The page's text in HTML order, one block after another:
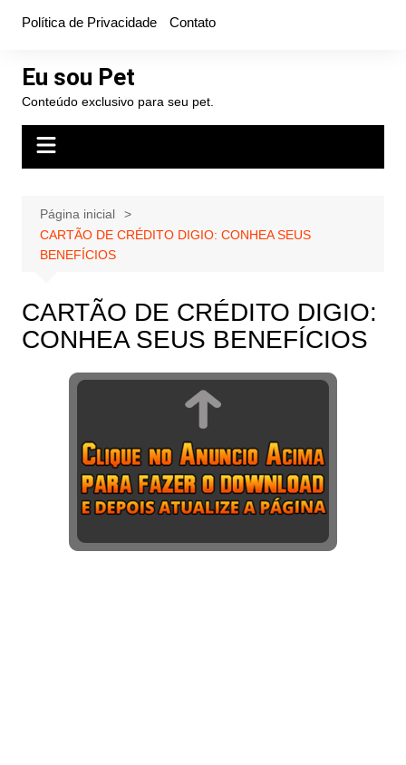
conteúdo
Política de Privacidade Contato
Eu sou Pet
Conteúdo exclusivo para seu pet.
Página inicial
CARTÃO DE CRÉDITO DIGIO: CONHEA SEUS
BENEFÍCIOS
CARTÃO DE CRÉDITO DIGIO:
CONHEA SEUS BENEFÍCIOS